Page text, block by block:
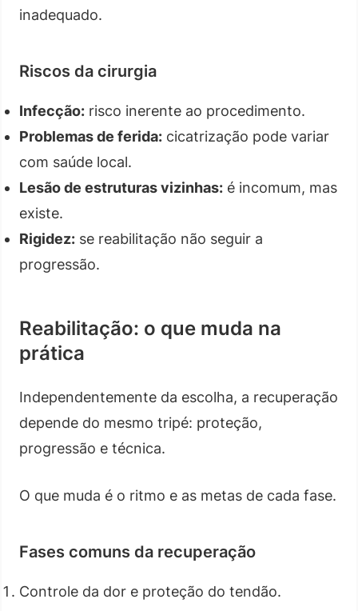
inadequado.
Riscos da cirurgia
Infecção: risco inerente ao procedimento.
Problemas de ferida: cicatrização pode variar
com saúde local.
Lesão de estruturas vizinhas: é incomum, mas
existe.
Rigidez: se reabilitação não seguir a
progressão.
Reabilitação: o que muda na
prática
Independentemente da escolha, a recuperação
depende do mesmo tripé: proteção,
progressão e técnica.
O que muda é o ritmo e as metas de cada fase.
Fases comuns da recuperação
Controle da dor e proteção do tendão.